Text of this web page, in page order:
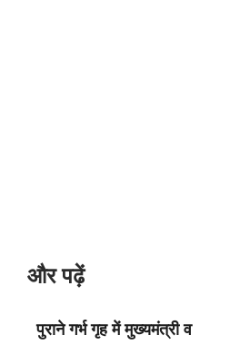
और पढ़ें
पुराने गर्भ गृह में मुख्यमंत्री व